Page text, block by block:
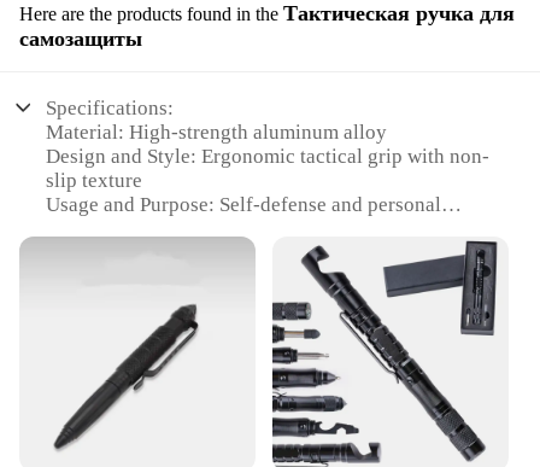
Here are the products found in the Тактическая ручка для
самозащиты
Specifications:
Material: High-strength aluminum alloy
Design and Style: Ergonomic tactical grip with non-
slip texture
Usage and Purpose: Self-defense and personal
Performance and Property: Military-grade shock
Applicable People: Ideal for individuals seeking
reliable protection
Shape or Size or Weight or Quantity: Compact and
lightweight for easy handling
Features:
**Unmatched Protection for Everyday Use**